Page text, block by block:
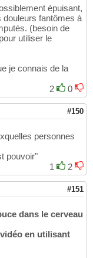
épuisant,
fantômes à
(besoin de
utiliser le
je connais de la
2
0
#150
personnes
pouvoir"
1
2
#151
dans le cerveau
en utilisant